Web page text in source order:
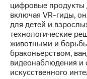
цифровые продукты
включая VR-гиды,
для детей и
технологические
животными и
браконьерством,
видеонаблюдения и
искусственного